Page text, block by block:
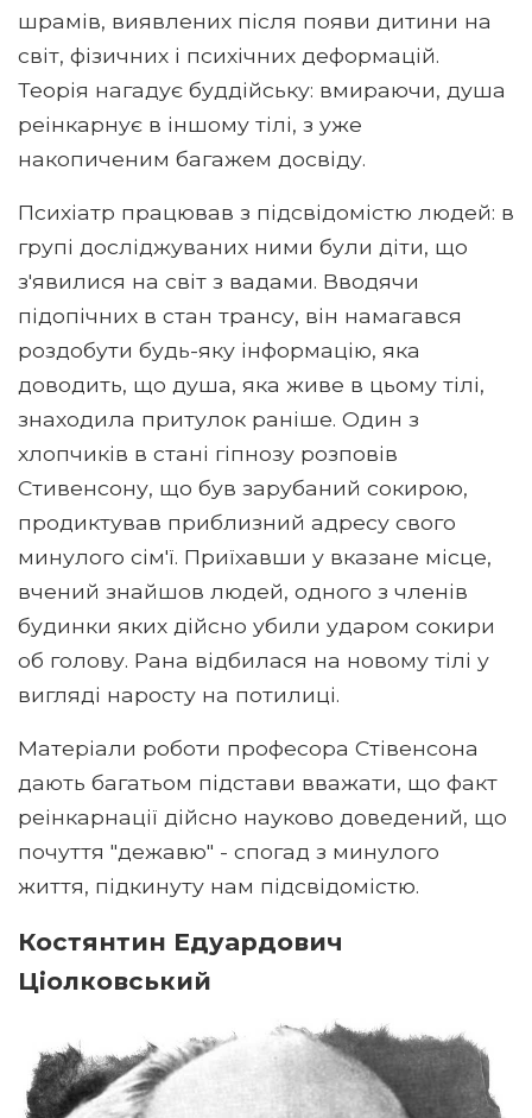
шрамів, виявлених після появи дитини на
світ, фізичних і психічних деформацій.
Теорія нагадує буддійську: вмираючи, душа
реінкарнує в іншому тілі, з уже
накопиченим багажем досвіду.
Психіатр працював з підсвідомістю людей: в
групі досліджуваних ними були діти, що
з'явилися на світ з вадами. Вводячи
підопічних в стан трансу, він намагався
роздобути будь-яку інформацію, яка
доводить, що душа, яка живе в цьому тілі,
знаходила притулок раніше. Один з
хлопчиків в стані гіпнозу розповів
Стивенсону, що був зарубаний сокирою,
продиктував приблизний адресу свого
минулого сім'ї. Приїхавши у вказане місце,
вчений знайшов людей, одного з членів
будинки яких дійсно убили ударом сокири
об голову. Рана відбилася на новому тілі у
вигляді наросту на потилиці.
Матеріали роботи професора Стівенсона
дають багатьом підстави вважати, що факт
реінкарнації дійсно науково доведений, що
почуття "дежавю" - спогад з минулого
життя, підкинуту нам підсвідомістю.
Костянтин Едуардович
Ціолковський